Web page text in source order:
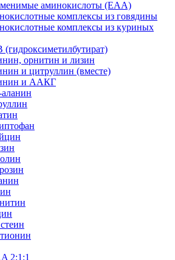
аминокислоты (EAA)
комплексы из говядины
комплексы из куриных
(гидроксиметилбутират)
орнитин и лизин
и цитруллин (вместе)
и ААКГ
аланин
2:1:1